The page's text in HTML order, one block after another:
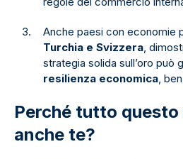
Anche paesi con economie
Turchia e Svizzera,
strategia solida sull’oro può
resilienza economica,
Perché tutto questo
anche te?